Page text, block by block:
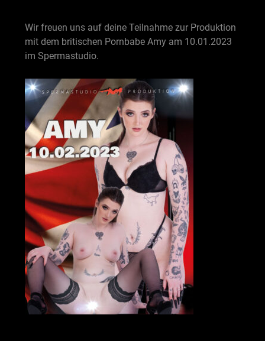
Wir freuen uns auf deine Teilnahme zur Produktion
mit dem britischen Pornbabe Amy am 10.01.2023
im Spermastudio.